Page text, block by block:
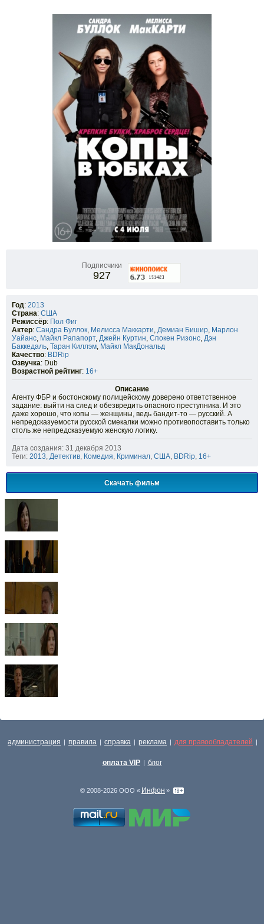
Подписчики
927
Год: 2013
Страна: США
Режиссёр: Пол Фиг
Актер: Сандра Буллок, Мелисса Маккарти, Демиан Бишир, Марлон
Уайанс, Майкл Рапапорт, Джейн Куртин, Спокен Ризонс, Дэн
Баккедаль, Таран Киллэм, Майкл МакДональд
Качество: BDRip
Озвучка: Dub
Возрастной рейтинг: 16+
Описание
Агенту ФБР и бостонскому полицейскому доверено ответственное
задание: выйти на след и обезвредить опасного преступника. И это
даже хорошо, что копы — женщины, ведь бандит-то — русский. А
непредсказуемости русской смекалки можно противопоставить только
столь же непредсказуемую женскую логику.
Дата создания: 31 декабря 2013
Теги: 2013, Детектив, Комедия, Криминал, США, BDRip, 16+
Скачать фильм
администрация | правила | справка | реклама | для правообладателей |
оплата VIP | блог
© 2008-2026 ООО « Инфон »